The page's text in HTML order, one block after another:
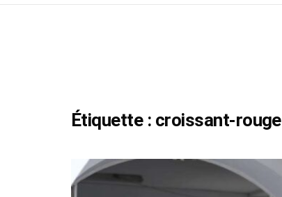
Étiquette : croissant-rouge